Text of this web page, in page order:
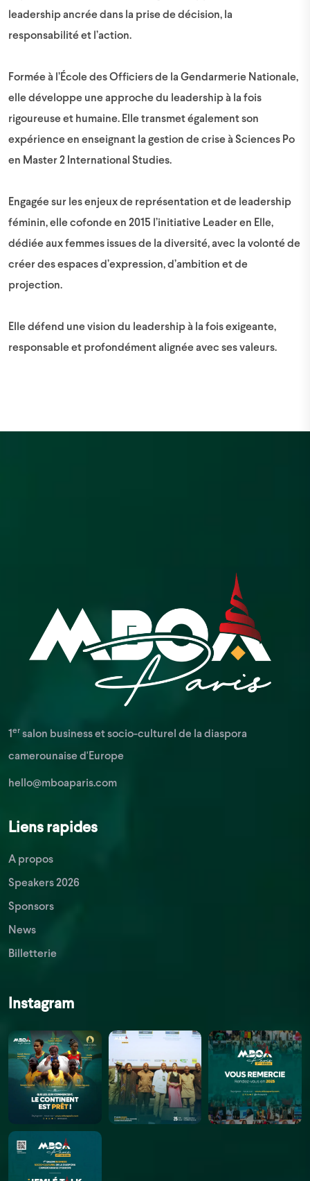
leadership ancrée dans la prise de décision, la
responsabilité et l’action.
Formée à l’École des Officiers de la Gendarmerie Nationale,
elle développe une approche du leadership à la fois
rigoureuse et humaine. Elle transmet également son
expérience en enseignant la gestion de crise à Sciences Po
en Master 2 International Studies.
Engagée sur les enjeux de représentation et de leadership
féminin, elle cofonde en 2015 l’initiative Leader en Elle,
dédiée aux femmes issues de la diversité, avec la volonté de
créer des espaces d’expression, d’ambition et de
projection.
Elle défend une vision du leadership à la fois exigeante,
responsable et profondément alignée avec ses valeurs.
1 er salon business et socio-culturel de la diaspora
camerounaise d'Europe
hello@mboaparis.com
Liens rapides
A propos
Speakers 2026
Sponsors
News
Billetterie
Instagram